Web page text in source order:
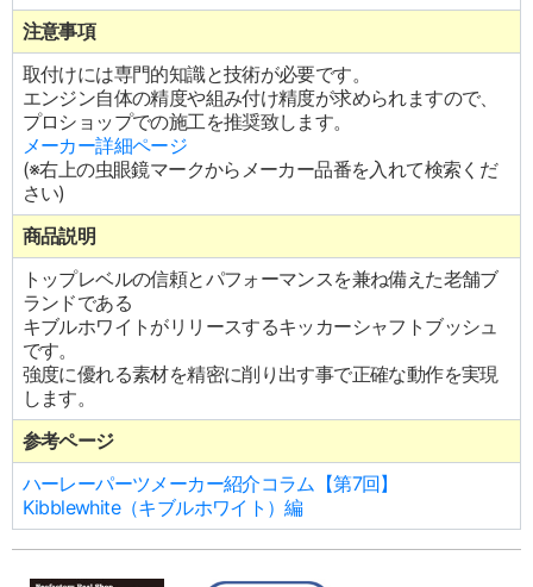
注意事項
取付けには専門的知識と技術が必要です。
エンジン自体の精度や組み付け精度が求められますので、
プロショップでの施工を推奨致します。
メーカー詳細ページ
(※右上の虫眼鏡マークからメーカー品番を入れて検索くだ
さい)
商品説明
トップレベルの信頼とパフォーマンスを兼ね備えた老舗ブ
ランドである
キブルホワイトがリリースするキッカーシャフトブッシュ
です。
強度に優れる素材を精密に削り出す事で正確な動作を実現
します。
参考ページ
ハーレーパーツメーカー紹介コラム【第7回】
Kibblewhite（キブルホワイト）編